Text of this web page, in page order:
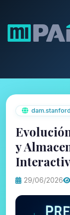
y
29/06/2026